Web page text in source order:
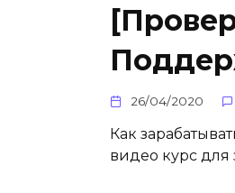
26/04/2020
Как
видео курс для